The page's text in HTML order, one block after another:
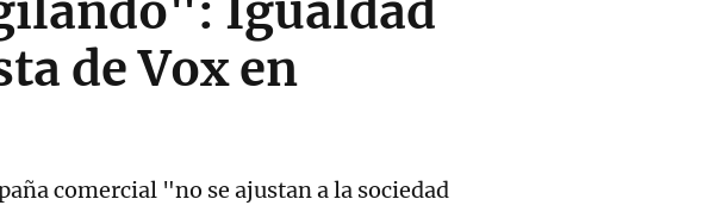
Igualdad
de Vox en
comercial "no se ajustan a la sociedad